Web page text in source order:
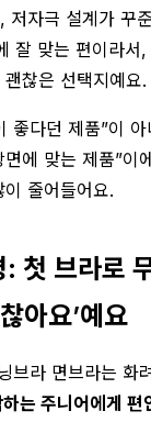
자극 설계가 꾸
잘 맞는 편이라서
찮은 선택지예요.
좋다던 제품”이
에 맞는 제품”이
줄어들어요.
첫 브라로
아요’예요
브라 면브라는 화
는 주니어에게 편